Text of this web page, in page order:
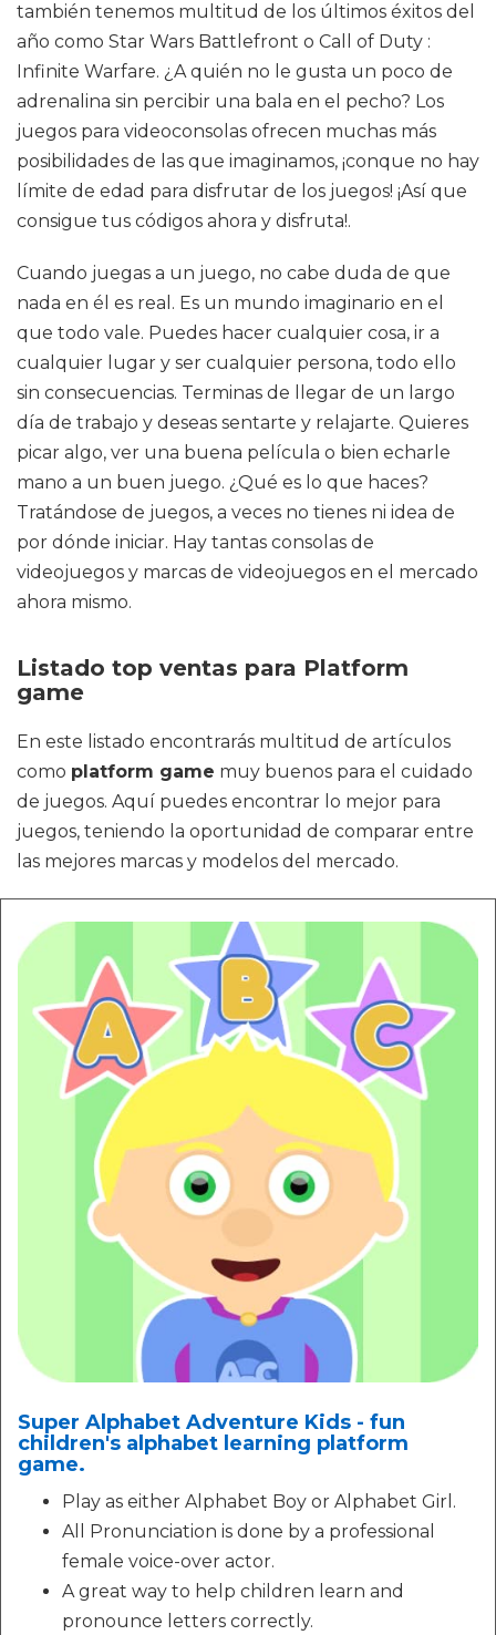
también tenemos multitud de los últimos éxitos del
año como Star Wars Battlefront o Call of Duty :
Infinite Warfare. ¿A quién no le gusta un poco de
adrenalina sin percibir una bala en el pecho? Los
juegos para videoconsolas ofrecen muchas más
posibilidades de las que imaginamos, ¡conque no hay
límite de edad para disfrutar de los juegos! ¡Así que
consigue tus códigos ahora y disfruta!.
Cuando juegas a un juego, no cabe duda de que
nada en él es real. Es un mundo imaginario en el
que todo vale. Puedes hacer cualquier cosa, ir a
cualquier lugar y ser cualquier persona, todo ello
sin consecuencias. Terminas de llegar de un largo
día de trabajo y deseas sentarte y relajarte. Quieres
picar algo, ver una buena película o bien echarle
mano a un buen juego. ¿Qué es lo que haces?
Tratándose de juegos, a veces no tienes ni idea de
por dónde iniciar. Hay tantas consolas de
videojuegos y marcas de videojuegos en el mercado
ahora mismo.
Listado top ventas para Platform
game
En este listado encontrarás multitud de artículos
como platform game muy buenos para el cuidado
de juegos. Aquí puedes encontrar lo mejor para
juegos, teniendo la oportunidad de comparar entre
las mejores marcas y modelos del mercado.
Super Alphabet Adventure Kids - fun
children's alphabet learning platform
game.
Play as either Alphabet Boy or Alphabet Girl.
All Pronunciation is done by a professional
female voice-over actor.
A great way to help children learn and
pronounce letters correctly.